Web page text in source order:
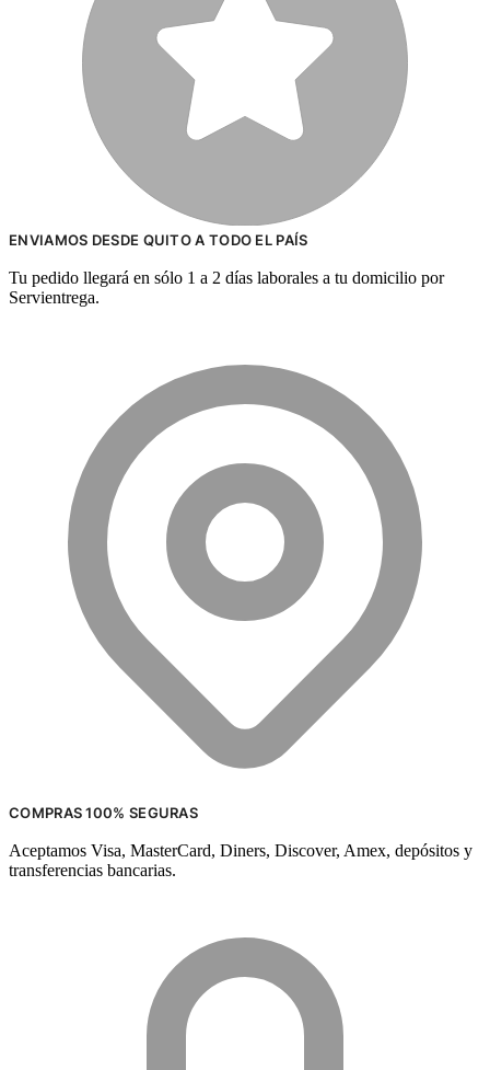
ENVIAMOS DESDE QUITO A TODO EL PAÍS
Tu pedido llegará en sólo 1 a 2 días laborales a tu domicilio por
Servientrega.
COMPRAS 100% SEGURAS
Aceptamos Visa, MasterCard, Diners, Discover, Amex, depósitos y
transferencias bancarias.